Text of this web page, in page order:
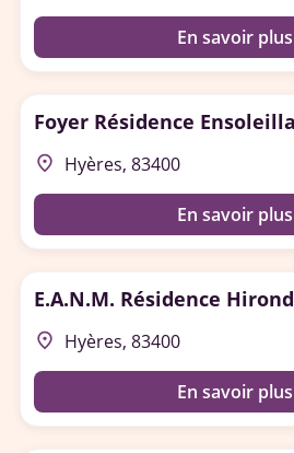
En savoir plus
Foyer Résidence
place Hyères, 83400
En savoir plus
E.A.N.M. Résidence
place Hyères, 83400
En savoir plus